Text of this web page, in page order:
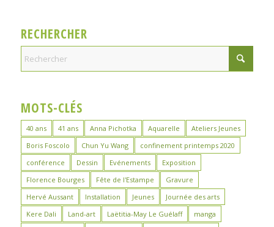
RECHERCHER
MOTS-CLÉS
40 ans 41 ans Anna Pichotka Aquarelle
Ateliers Jeunes
Boris Foscolo
Chun Yu Wang
confinement printemps 2020
conférence
Dessin Evénements
Exposition
Florence Bourges
Fête de l'Estampe
Gravure
Hervé Aussant
Installation Jeunes
Journée des arts
Kere Dali
Land-art Laëtitia-May Le Guélaff
manga